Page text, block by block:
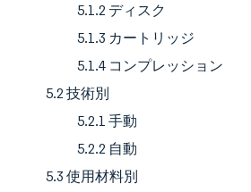
5.1.2 ディスク
5.1.3 カートリッジ
5.1.4 コンプレッション
5.2 技術別
5.2.1 手動
5.2.2 自動
5.3 使用材料別